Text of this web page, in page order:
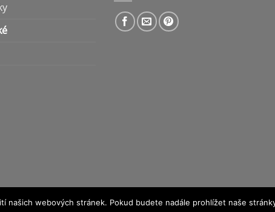
ŠATŮ
našich webových stránek. Pokud budete nadále prohlížet naše